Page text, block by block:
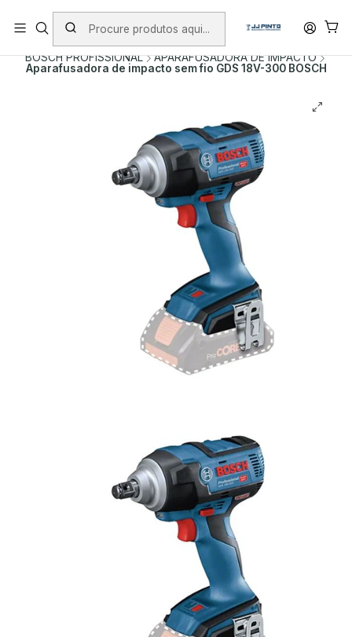
PORTES INCLUÍDOS EM ENCOMENDAS +75€ (excepto ilhas)
Início PRODUTOS
FERRAMENTAS SEM FIO
BOSCH PROFISSIONAL
APARAFUSADORA DE IMPACTO
Aparafusadora de impacto sem fio GDS 18V-300 BOSCH